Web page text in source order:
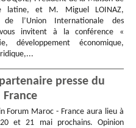
latine, et M. Miguel LOINAZ,
de l’Union Internationale des
invitent à la conférence «
développement économique,
presse du
Forum Maroc - France aura lieu à
et 21 mai prochains. Opinion